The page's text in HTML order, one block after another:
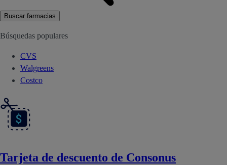
Buscar farmacias
Búsquedas populares
CVS
Walgreens
Costco
Tarjeta de descuento de Consonus